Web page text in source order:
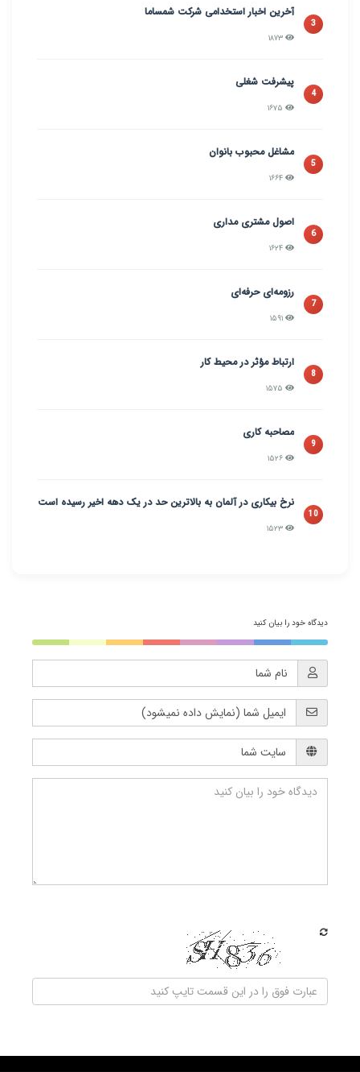
3
آخرین اخبار استخدامی شرکت شمساما
4
پیشرفت شغلی
5
مشاغل محبوب بانوان
6
اصول مشتری مداری
7
رزومه‌ای حرفه‌ای
8
ارتباط مؤثر در محیط کار
9
مصاحبه کاری
10
نرخ بیکاری در آلمان به بالاترین حد در یک دهه اخیر رسیده است
دیدگاه خود را بیان کنید